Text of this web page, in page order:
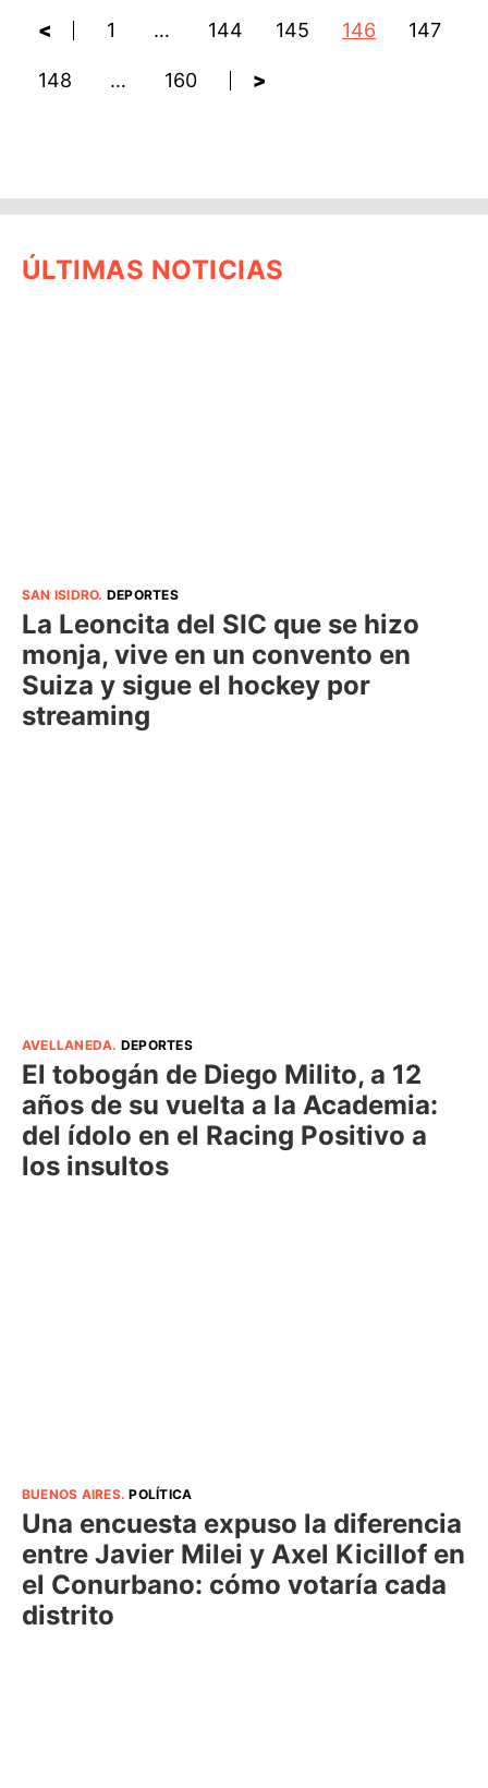
< 1 … 144 145 146 147
148 … 160 >
ÚLTIMAS NOTICIAS
SAN ISIDRO. DEPORTES
La Leoncita del SIC que se hizo
monja, vive en un convento en
Suiza y sigue el hockey por
streaming
AVELLANEDA. DEPORTES
El tobogán de Diego Milito, a 12
años de su vuelta a la Academia:
del ídolo en el Racing Positivo a
los insultos
BUENOS AIRES.POLÍTICA
Una encuesta expuso la diferencia
entre Javier Milei y Axel Kicillof en
el Conurbano: cómo votaría cada
distrito